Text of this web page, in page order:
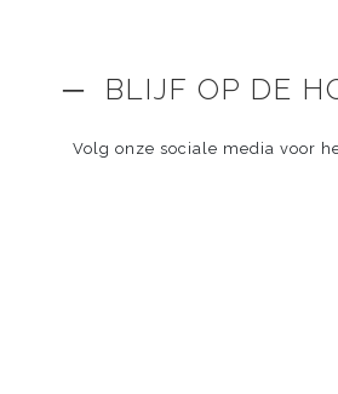
─ BLIJF OP DE
Volg onze sociale media voor